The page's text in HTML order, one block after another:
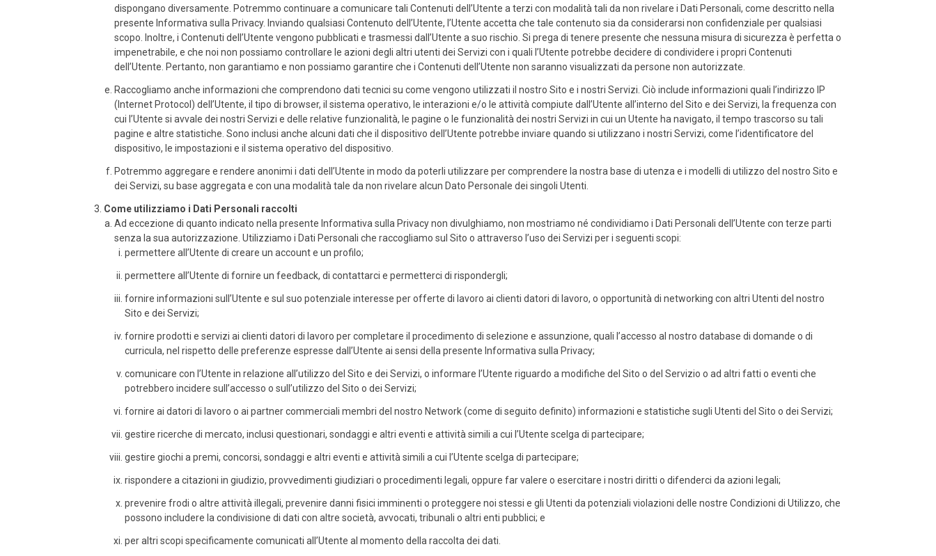
dispongano diversamente. Potremmo continuare a comunicare tali Contenuti dell’Utente a terzi con modalità tali da non rivelare i Dati Personali, come descritto nella
presente Informativa sulla Privacy. Inviando qualsiasi Contenuto dell’Utente, l’Utente accetta che tale contenuto sia da considerarsi non confidenziale per qualsiasi
scopo. Inoltre, i Contenuti dell’Utente vengono pubblicati e trasmessi dall’Utente a suo rischio. Si prega di tenere presente che nessuna misura di sicurezza è perfetta o
impenetrabile, e che noi non possiamo controllare le azioni degli altri utenti dei Servizi con i quali l’Utente potrebbe decidere di condividere i propri Contenuti
dell’Utente. Pertanto, non garantiamo e non possiamo garantire che i Contenuti dell’Utente non saranno visualizzati da persone non autorizzate.
Raccogliamo anche informazioni che comprendono dati tecnici su come vengono utilizzati il nostro Sito e i nostri Servizi. Ciò include informazioni quali l’indirizzo IP
(Internet Protocol) dell’Utente, il tipo di browser, il sistema operativo, le interazioni e/o le attività compiute dall’Utente all’interno del Sito e dei Servizi, la frequenza con
cui l’Utente si avvale dei nostri Servizi e delle relative funzionalità, le pagine o le funzionalità dei nostri Servizi in cui un Utente ha navigato, il tempo trascorso su tali
pagine e altre statistiche. Sono inclusi anche alcuni dati che il dispositivo dell’Utente potrebbe inviare quando si utilizzano i nostri Servizi, come l’identificatore del
dispositivo, le impostazioni e il sistema operativo del dispositivo.
Potremmo aggregare e rendere anonimi i dati dell’Utente in modo da poterli utilizzare per comprendere la nostra base di utenza e i modelli di utilizzo del nostro Sito e
dei Servizi, su base aggregata e con una modalità tale da non rivelare alcun Dato Personale dei singoli Utenti.
Come utilizziamo i Dati Personali raccolti
Ad eccezione di quanto indicato nella presente Informativa sulla Privacy non divulghiamo, non mostriamo né condividiamo i Dati Personali dell’Utente con terze parti
senza la sua autorizzazione. Utilizziamo i Dati Personali che raccogliamo sul Sito o attraverso l’uso dei Servizi per i seguenti scopi:
permettere all’Utente di creare un account e un profilo;
permettere all’Utente di fornire un feedback, di contattarci e permetterci di rispondergli;
fornire informazioni sull’Utente e sul suo potenziale interesse per offerte di lavoro ai clienti datori di lavoro, o opportunità di networking con altri Utenti del nostro
Sito e dei Servizi;
fornire prodotti e servizi ai clienti datori di lavoro per completare il procedimento di selezione e assunzione, quali l’accesso al nostro database di domande o di
curricula, nel rispetto delle preferenze espresse dall’Utente ai sensi della presente Informativa sulla Privacy;
comunicare con l’Utente in relazione all’utilizzo del Sito e dei Servizi, o informare l’Utente riguardo a modifiche del Sito o del Servizio o ad altri fatti o eventi che
potrebbero incidere sull’accesso o sull’utilizzo del Sito o dei Servizi;
fornire ai datori di lavoro o ai partner commerciali membri del nostro Network (come di seguito definito) informazioni e statistiche sugli Utenti del Sito o dei Servizi;
gestire ricerche di mercato, inclusi questionari, sondaggi e altri eventi e attività simili a cui l’Utente scelga di partecipare;
gestire giochi a premi, concorsi, sondaggi e altri eventi e attività simili a cui l’Utente scelga di partecipare;
rispondere a citazioni in giudizio, provvedimenti giudiziari o procedimenti legali, oppure far valere o esercitare i nostri diritti o difenderci da azioni legali;
prevenire frodi o altre attività illegali, prevenire danni fisici imminenti o proteggere noi stessi e gli Utenti da potenziali violazioni delle nostre Condizioni di Utilizzo, che
possono includere la condivisione di dati con altre società, avvocati, tribunali o altri enti pubblici; e
per altri scopi specificamente comunicati all’Utente al momento della raccolta dei dati.